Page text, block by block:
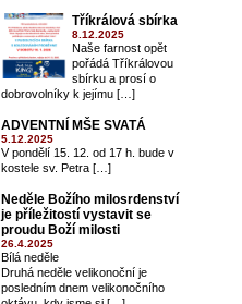
Tříkrálová sbírka
8.12.2025
Naše farnost opět
pořádá Tříkrálovou
sbírku a prosí o
dobrovolníky k jejímu […]
ADVENTNÍ MŠE SVATÁ
5.12.2025
V pondělí 15. 12. od 17 h. bude v
kostele sv. Petra […]
Neděle Božího milosrdenství
je příležitostí vystavit se
proudu Boží milosti
26.4.2025
Bílá neděle
Druhá neděle velikonoční je
posledním dnem velikonočního